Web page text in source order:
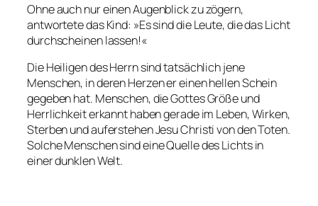
Ohne auch nur einen Augenblick zu zögern,
antwortete das Kind: »Es sind die Leute, die das Licht
durchscheinen lassen!«
Die Heiligen des Herrn sind tatsächlich jene
Menschen, in deren Herzen er einen hellen Schein
gegeben hat. Menschen, die Gottes Größe und
Herrlichkeit erkannt haben gerade im Leben, Wirken,
Sterben und auferstehen Jesu Christi von den Toten.
Solche Menschen sind eine Quelle des Lichts in
einer dunklen Welt.